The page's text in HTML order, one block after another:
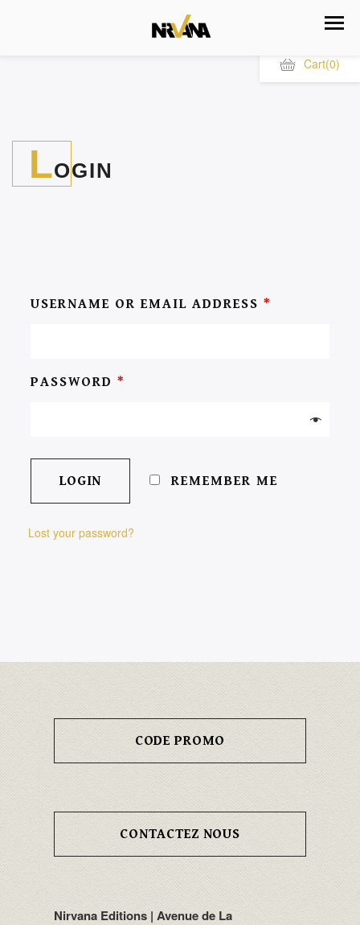
Cart(0)
LOGIN
USERNAME OR EMAIL ADDRESS *
PASSWORD *
REMEMBER ME
Lost your password?
CODE PROMO
CONTACTEZ NOUS
Nirvana Editions | Avenue de La